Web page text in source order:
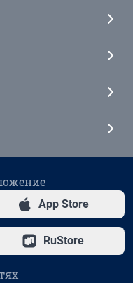
App Store
RuStore